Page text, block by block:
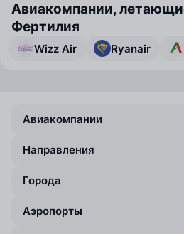
Авиакомпании,
Фертилия
Wizz Air Ryanair
Авиакомпании
Направления
Города
Аэропорты